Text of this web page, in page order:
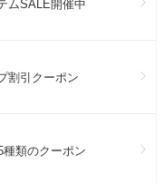
ムSALE開催中
割引クーポン
類のクーポン